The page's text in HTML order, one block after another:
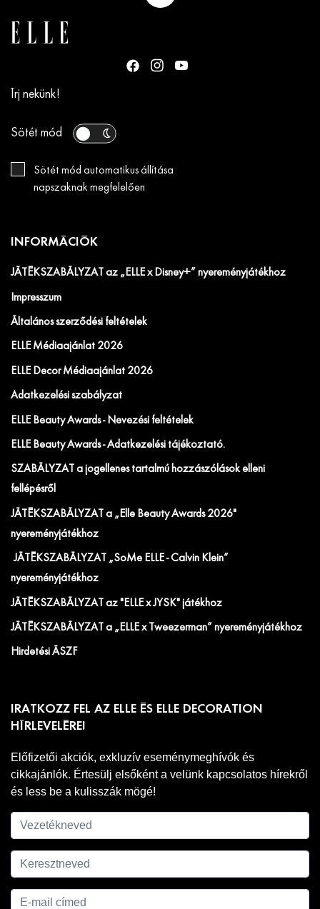
Írj nekünk!
Sötét mód
Sötét mód automatikus állítása
napszaknak megfelelően
INFORMÁCIÓK
JÁTÉKSZABÁLYZAT az „ELLE x Disney+” nyereményjátékhoz
Impresszum
Általános szerződési feltételek
ELLE Médiaajánlat 2026
ELLE Decor Médiaajánlat 2026
Adatkezelési szabályzat
ELLE Beauty Awards - Nevezési feltételek
ELLE Beauty Awards - Adatkezelési tájékoztató.
SZABÁLYZAT a jogellenes tartalmú hozzászólások elleni
fellépésről
JÁTÉKSZABÁLYZAT a „Elle Beauty Awards 2026"
nyereményjátékhoz
JÁTÉKSZABÁLYZAT „SoMe ELLE - Calvin Klein”
nyereményjátékhoz
JÁTÉKSZABÁLYZAT az "ELLE x JYSK" játékhoz
JÁTÉKSZABÁLYZAT a „ELLE x Tweezerman” nyereményjátékhoz
Hirdetési ÁSZF
IRATKOZZ FEL AZ ELLE ÉS ELLE DECORATION
HÍRLEVELÉRE!
Előfizetői akciók, exkluzív eseménymeghívók és
cikkajánlók. Értesülj elsőként a velünk kapcsolatos hírekről
és less be a kulisszák mögé!